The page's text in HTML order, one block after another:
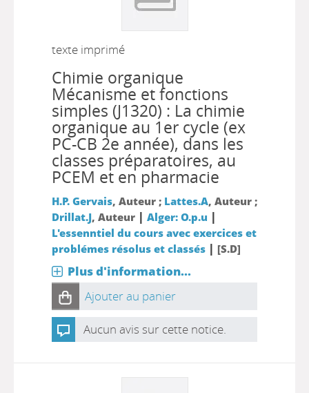
texte imprimé
Chimie organique
Mécanisme et fonctions
simples (J1320) : La chimie
organique au 1er cycle (ex
PC-CB 2e année), dans les
classes préparatoires, au
PCEM et en pharmacie
H.P. Gervais, Auteur ; Lattes.A, Auteur ;
Drillat.J, Auteur | Alger: O.p.u |
L'essenntiel du cours avec exercices et
problémes résolus et classés| [S.D]
Plus d'information...
Ajouter au panier
Aucun avis sur cette notice.